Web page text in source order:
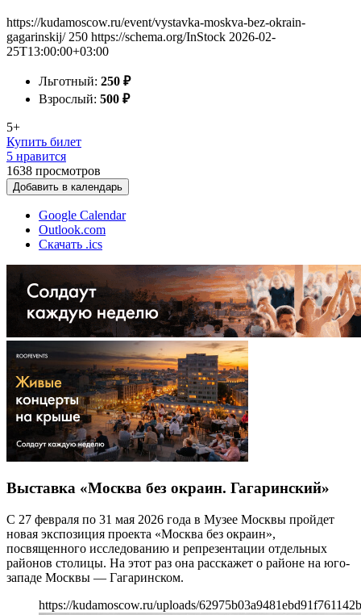
https://kudamoscow.ru/event/vystavka-moskva-bez-okrain-
gagarinskij/ 250 https://schema.org/InStock 2026-02-
25T13:00:00+03:00
Льготный: 250 ₽
Взрослый: 500 ₽
5+
Купить билет
5 нравится
1638 просмотров
Добавить в календарь
Google Calendar
Outlook.com
Скачать .ics
Выставка «Москва без окраин. Гагаринский»
С 27 февраля по 31 мая 2026 года в Музее Москвы пройдет
новая экспозиция проекта «Москва без окраин»,
посвященного исследованию и репрезентации отдельных
районов столицы. На этот раз она расскажет о районе на юго-
западе Москвы — Гагаринском.
https://kudamoscow.ru/uploads/